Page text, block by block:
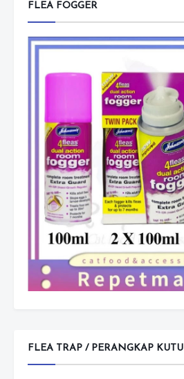
FLEA FOGGER
FLEA TRAP / PERANGKAP KUTU